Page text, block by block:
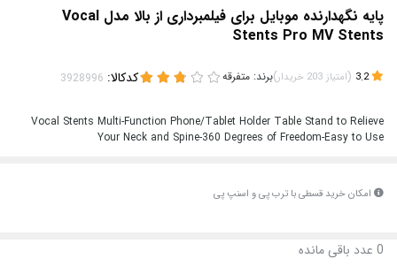
پایه نگهدارنده موبایل برای فیلمبرداری از بالا مدل Vocal
Stents Pro MV Stents
3.2
(امتیاز 203 خریدار)برند: متفرقه کدکالا:
Vocal Stents Multi-Function Phone/Tablet Holder Table Stand to Relieve
Your Neck and Spine-360 Degrees of Freedom-Easy to Use
امکان خرید قسطی با ترب پی و اسنپ پی
0 عدد باقی مانده